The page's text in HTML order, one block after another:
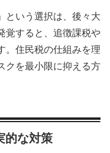
という選択は、後々大
覚すると、追徴課税や
。住民税の仕組みを理
クを最小限に抑える方
的な対策